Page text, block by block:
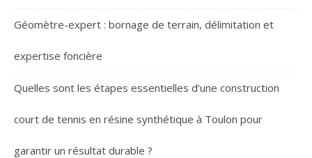
Géomètre-expert : bornage de terrain, délimitation et
expertise foncière
Quelles sont les étapes essentielles d’une construction
court de tennis en résine synthétique à Toulon pour
garantir un résultat durable ?